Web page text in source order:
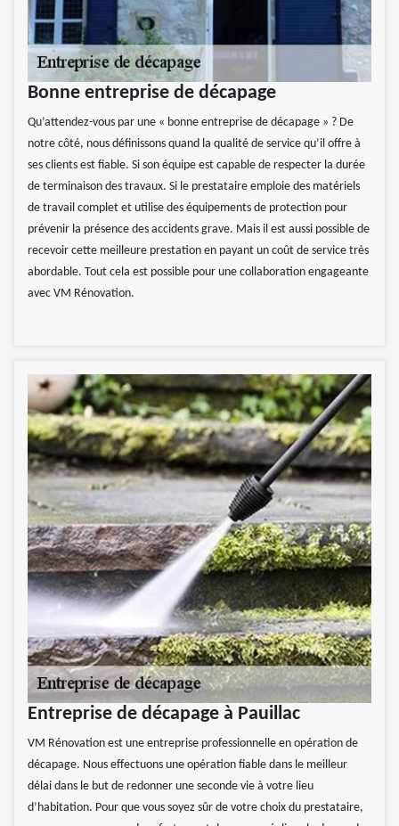
Bonne entreprise de décapage
Qu’attendez-vous par une « bonne entreprise de décapage » ? De
notre côté, nous définissons quand la qualité de service qu’il offre à
ses clients est fiable. Si son équipe est capable de respecter la durée
de terminaison des travaux. Si le prestataire emploie des matériels
de travail complet et utilise des équipements de protection pour
prévenir la présence des accidents grave. Mais il est aussi possible de
recevoir cette meilleure prestation en payant un coût de service très
abordable. Tout cela est possible pour une collaboration engageante
avec VM Rénovation.
Entreprise de décapage à Pauillac
VM Rénovation est une entreprise professionnelle en opération de
décapage. Nous effectuons une opération fiable dans le meilleur
délai dans le but de redonner une seconde vie à votre lieu
d’habitation. Pour que vous soyez sûr de votre choix du prestataire,